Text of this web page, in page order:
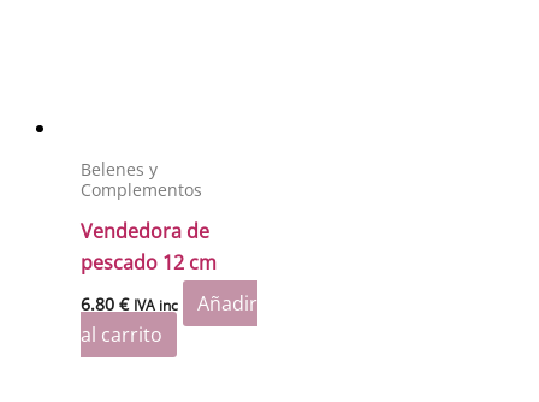
Belenes y
Complementos
Vendedora de
pescado 12 cm
6.80€ IVA inc
Añadir
al carrito